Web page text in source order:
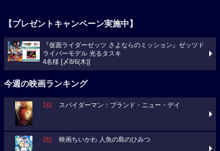
【プレゼントキャンペーン実施中】
『仮面ライダーゼッツ さよならのミッション』ゼッツド
ライバーモデル 光るタスキ
4名様 [〆8/6(木)]
今週の映画ランキング
1位 スパイダーマン：ブランド・ニュー・デイ
2位 映画ちいかわ 人魚の島のひみつ